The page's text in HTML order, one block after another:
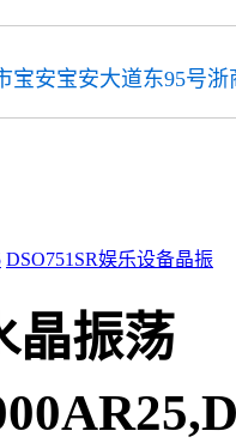
宝安宝安大道东95号浙
DSO751SR娱乐设备晶振
晶振荡